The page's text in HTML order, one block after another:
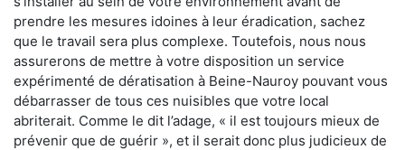
prendre les mesures idoines à leur éradication, sachez
que le travail sera plus complexe. Toutefois, nous nous
assurerons de mettre à votre disposition un service
expérimenté de dératisation à Beine-Nauroy pouvant vous
débarrasser de tous ces nuisibles que votre local
abriterait. Comme le dit l’adage, « il est toujours mieux de
prévenir que de guérir », et il serait donc plus judicieux de